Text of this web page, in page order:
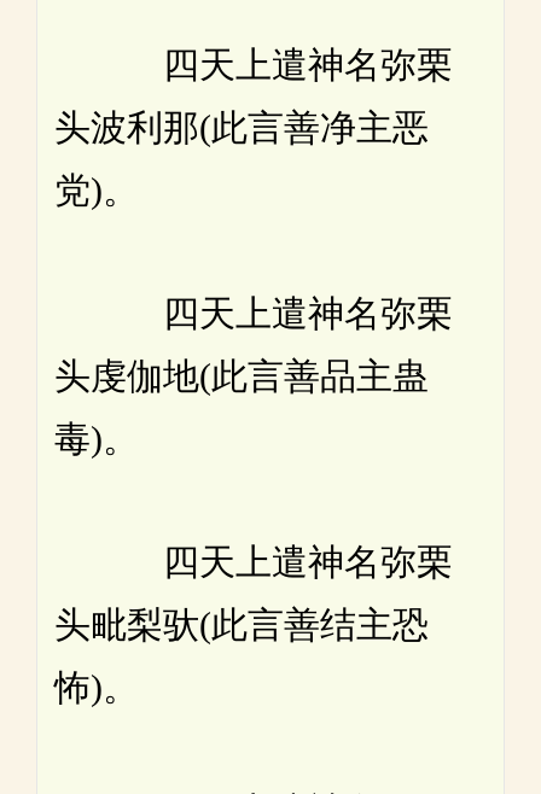
四天上遣神名弥栗
头波利那(此言善净主恶
党)。
四天上遣神名弥栗
头虔伽地(此言善品主蛊
毒)。
四天上遣神名弥栗
头毗梨驮(此言善结主恐
怖)。